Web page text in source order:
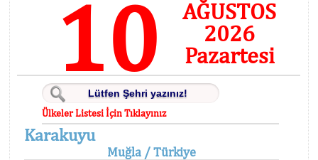
10
AĞUSTOS
2026
Pazartesi
Ülkeler Listesi İçin Tıklayınız
Karakuyu
Muğla / Türkiye